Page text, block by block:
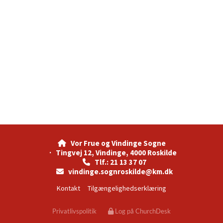
Vor Frue og Vindinge Sogne
· Tingvej 12, Vindinge, 4000 Roskilde
 Tlf.: 21 13 37 07
 vindinge.sognroskilde@km.dk
Kontakt Tilgængelighedserklæring
Privatlivspolitik Log på ChurchDesk